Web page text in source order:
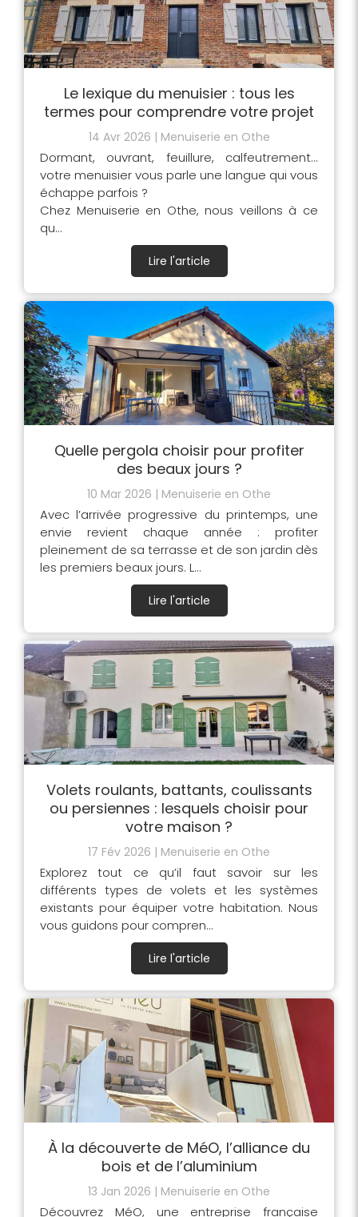
Le lexique du menuisier : tous les
termes pour comprendre votre projet
14 Avr 2026 Menuiserie en Othe
Dormant, ouvrant, feuillure, calfeutrement...
votre menuisier vous parle une langue qui vous
échappe parfois ?
Chez Menuiserie en Othe, nous veillons à ce
qu...
Lire l'article
Quelle pergola choisir pour profiter
des beaux jours ?
10 Mar 2026 Menuiserie en Othe
Avec l’arrivée progressive du printemps, une
envie revient chaque année : profiter
pleinement de sa terrasse et de son jardin dès
les premiers beaux jours. L...
Lire l'article
Volets roulants, battants, coulissants
ou persiennes : lesquels choisir pour
votre maison ?
17 Fév 2026 Menuiserie en Othe
Explorez tout ce qu’il faut savoir sur les
différents types de volets et les systèmes
existants pour équiper votre habitation. Nous
vous guidons pour compren...
Lire l'article
À la découverte de MéO, l’alliance du
bois et de l’aluminium
13 Jan 2026 Menuiserie en Othe
Découvrez MéO, une entreprise française